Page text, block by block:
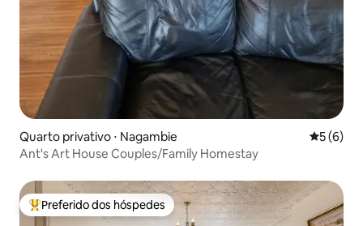
Quarto privativo ⋅ Nagambie 5 de
5 (6)
Ant's Art House Couples/Family Homestay
Entre os melhores preferidos dos hóspedes
Preferido dos hóspedes